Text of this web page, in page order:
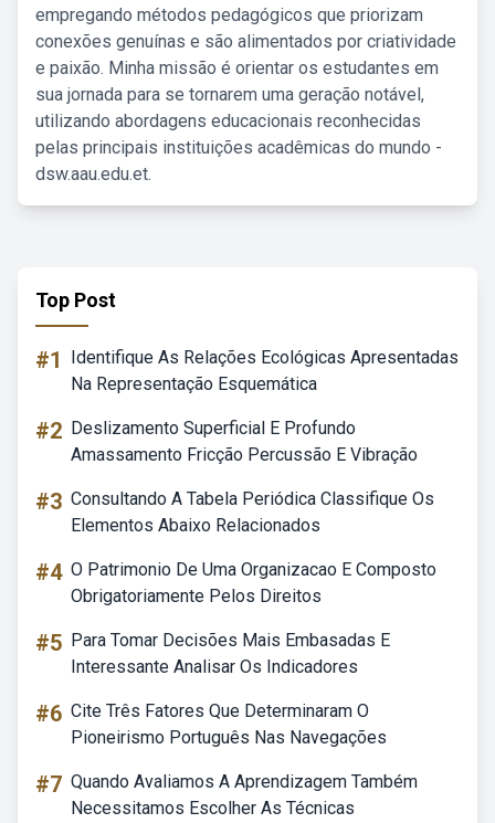
empregando métodos pedagógicos que priorizam
conexões genuínas e são alimentados por criatividade
e paixão. Minha missão é orientar os estudantes em
sua jornada para se tornarem uma geração notável,
utilizando abordagens educacionais reconhecidas
pelas principais instituições acadêmicas do mundo -
dsw.aau.edu.et.
Top Post
#1
Identifique As Relações Ecológicas Apresentadas
Na Representação Esquemática
#2 Deslizamento Superficial E Profundo
Amassamento Fricção Percussão E Vibração
#3 Consultando A Tabela Periódica Classifique Os
Elementos Abaixo Relacionados
#4 O Patrimonio De Uma Organizacao E Composto
Obrigatoriamente Pelos Direitos
#5 Para Tomar Decisões Mais Embasadas E
Interessante Analisar Os Indicadores
#6 Cite Três Fatores Que Determinaram O
Pioneirismo Português Nas Navegações
#7 Quando Avaliamos A Aprendizagem Também
Necessitamos Escolher As Técnicas